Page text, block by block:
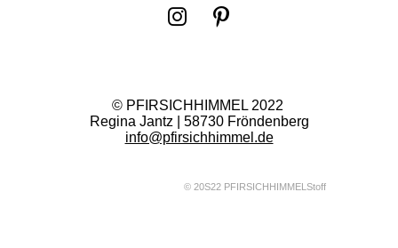
I
a
g
m
P
e
r
t
© PFIRSICHHIMMEL 2022
Regina Jantz | 58730 Fröndenberg
info@pfirsichhimmel.de
© 20S22 PFIRSICHHIMMELStoff